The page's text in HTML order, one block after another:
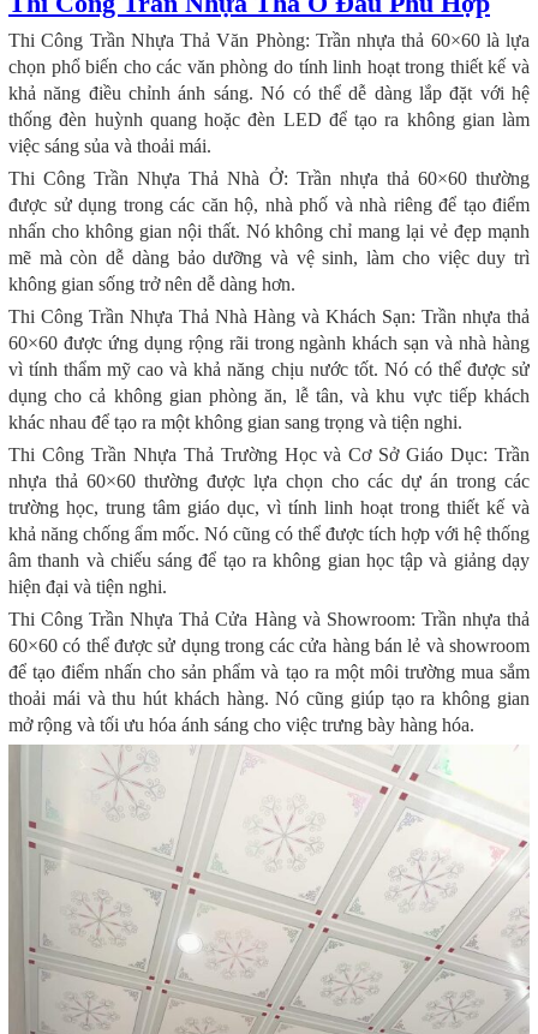
Thi Công Trần Nhựa Thả Văn Phòng: Trần nhựa thả 60×60 là lựa
chọn phổ biến cho các văn phòng do tính linh hoạt trong thiết kế và
khả năng điều chỉnh ánh sáng. Nó có thể dễ dàng lắp đặt với hệ
thống đèn huỳnh quang hoặc đèn LED để tạo ra không gian làm
việc sáng sủa và thoải mái.
Thi Công Trần Nhựa Thả Nhà Ở: Trần nhựa thả 60×60 thường
được sử dụng trong các căn hộ, nhà phố và nhà riêng để tạo điểm
nhấn cho không gian nội thất. Nó không chỉ mang lại vẻ đẹp mạnh
mẽ mà còn dễ dàng bảo dưỡng và vệ sinh, làm cho việc duy trì
không gian sống trở nên dễ dàng hơn.
Thi Công Trần Nhựa Thả Nhà Hàng và Khách Sạn: Trần nhựa thả
60×60 được ứng dụng rộng rãi trong ngành khách sạn và nhà hàng
vì tính thẩm mỹ cao và khả năng chịu nước tốt. Nó có thể được sử
dụng cho cả không gian phòng ăn, lễ tân, và khu vực tiếp khách
khác nhau để tạo ra một không gian sang trọng và tiện nghi.
Thi Công Trần Nhựa Thả Trường Học và Cơ Sở Giáo Dục: Trần
nhựa thả 60×60 thường được lựa chọn cho các dự án trong các
trường học, trung tâm giáo dục, vì tính linh hoạt trong thiết kế và
khả năng chống ẩm mốc. Nó cũng có thể được tích hợp với hệ thống
âm thanh và chiếu sáng để tạo ra không gian học tập và giảng dạy
hiện đại và tiện nghi.
Thi Công Trần Nhựa Thả Cửa Hàng và Showroom: Trần nhựa thả
60×60 có thể được sử dụng trong các cửa hàng bán lẻ và showroom
để tạo điểm nhấn cho sản phẩm và tạo ra một môi trường mua sắm
thoải mái và thu hút khách hàng. Nó cũng giúp tạo ra không gian
mở rộng và tối ưu hóa ánh sáng cho việc trưng bày hàng hóa.